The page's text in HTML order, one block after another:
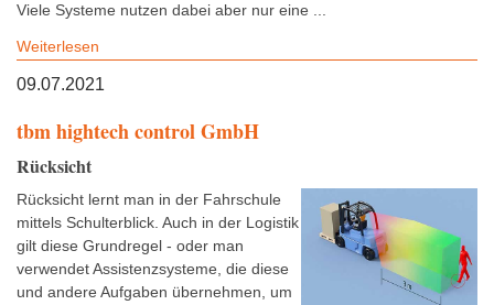
Viele Systeme nutzen dabei aber nur eine ...
Weiterlesen
09.07.2021
tbm hightech control GmbH
Rücksicht
Rücksicht lernt man in der Fahrschule
mittels Schulterblick. Auch in der Logistik
gilt diese Grundregel - oder man
verwendet Assistenzsysteme, die diese
und andere Aufgaben übernehmen, um